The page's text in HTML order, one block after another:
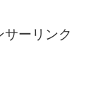
サーリンク